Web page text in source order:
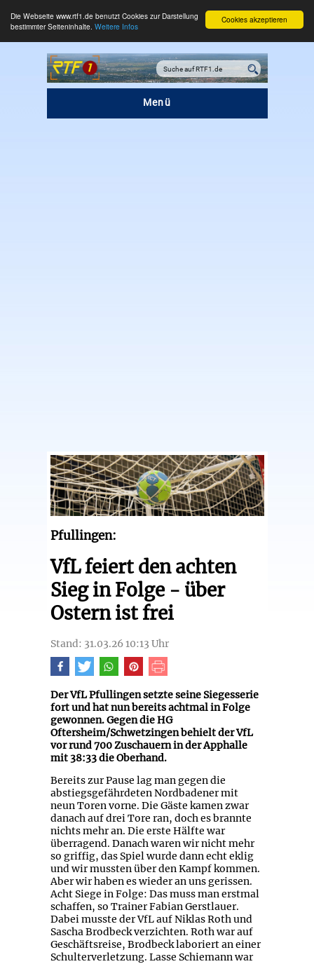
Cookies akzeptieren
Die Webseite www.rtf1.de benutzt Cookies zur Darstellung
bestimmter Seiteninhalte. Weitere Infos
Menü
Pfullingen:
VfL feiert den achten
Sieg in Folge - über
Ostern ist frei
Stand: 31.03.26 10:13 Uhr
Der VfL Pfullingen setzte seine Siegesserie
fort und hat nun bereits achtmal in Folge
gewonnen. Gegen die HG
Oftersheim/Schwetzingen behielt der VfL
vor rund 700 Zuschauern in der Apphalle
mit 38:33 die Oberhand.
Bereits zur Pause lag man gegen die
abstiegsgefährdeten Nordbadener mit
neun Toren vorne. Die Gäste kamen zwar
danach auf drei Tore ran, doch es brannte
nichts mehr an. Die erste Hälfte war
überragend. Danach waren wir nicht mehr
so griffig, das Spiel wurde dann echt eklig
und wir mussten über den Kampf kommen.
Aber wir haben es wieder an uns gerissen.
Acht Siege in Folge: Das muss man erstmal
schaffen, so Trainer Fabian Gerstlauer.
Dabei musste der VfL auf Niklas Roth und
Sascha Brodbeck verzichten. Roth war auf
Geschäftsreise, Brodbeck laboriert an einer
Schulterverletzung. Lasse Schiemann war